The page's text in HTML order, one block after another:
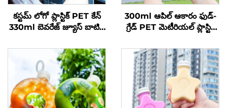
కస్టమ్ లోగో ప్లాస్టిక్ PET కేన్
330ml బెవరేజ్ జ్యూస్ బాటిల్
300ml ఆపిల్ ఆకారం ఫుడ్-
గ్రేడ్ PET మెటీరియల్ ప్లాస్టిక్
పానీయాలను నిలుపుకోగలదు,
సృజనాత్మక డిజైన్, పిల్లలకు
నచ్చేది